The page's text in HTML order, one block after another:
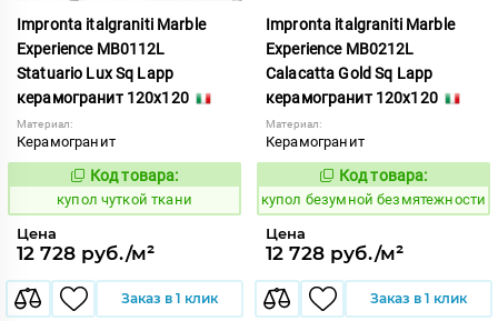
Impronta italgraniti Marble
Experience MB0112L
Statuario Lux Sq Lapp
керамогранит 120x120
Материал:
Керамогранит
858480
Код товара:
купол чуткой ткани
Цена
12 728 руб./м²
Заказ в 1 клик
Impronta italgraniti Marble
Experience MB0212L
Calacatta Gold Sq Lapp
керамогранит 120x120
Материал:
Керамогранит
858504
Код товара:
купол безумной безмятежности
Цена
12 728 руб./м²
Заказ в 1 клик